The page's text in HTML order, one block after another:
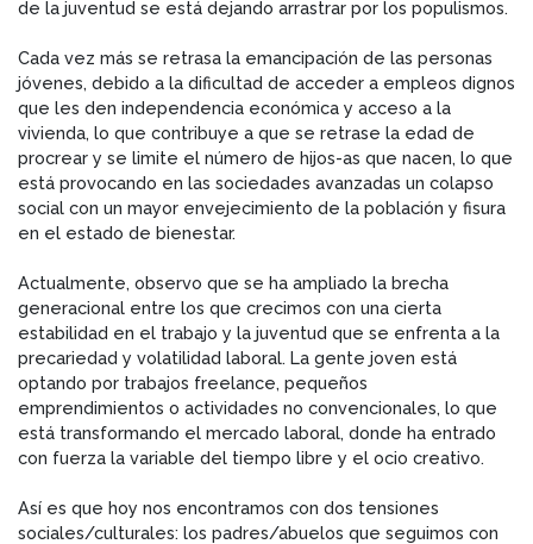
de la juventud se está dejando arrastrar por los populismos.
Cada vez más se retrasa la emancipación de las personas
jóvenes, debido a la dificultad de acceder a empleos dignos
que les den independencia económica y acceso a la
vivienda, lo que contribuye a que se retrase la edad de
procrear y se limite el número de hijos-as que nacen, lo que
está provocando en las sociedades avanzadas un colapso
social con un mayor envejecimiento de la población y fisura
en el estado de bienestar.
Actualmente, observo que se ha ampliado la brecha
generacional entre los que crecimos con una cierta
estabilidad en el trabajo y la juventud que se enfrenta a la
precariedad y volatilidad laboral. La gente joven está
optando por trabajos freelance, pequeños
emprendimientos o actividades no convencionales, lo que
está transformando el mercado laboral, donde ha entrado
con fuerza la variable del tiempo libre y el ocio creativo.
Así es que hoy nos encontramos con dos tensiones
sociales/culturales: los padres/abuelos que seguimos con